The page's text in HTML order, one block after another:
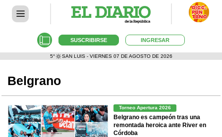
SUSCRIBIRSE INGRESAR
5° SAN LUIS - VIERNES 07 DE AGOSTO DE 2026
Belgrano
Torneo Apertura 2026
Belgrano es campeón tras una
remontada heroica ante River en
Córdoba